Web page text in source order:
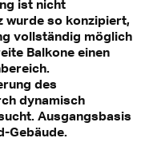
ist nicht
wurde so konzipiert,
vollständig möglich
Balkone einen
des
dynamisch
Ausgangsbasis
Gebäude.